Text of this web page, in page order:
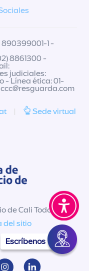
Escríbenos
1 -
8861300 -
judiciales:
- Línea ética: 01-
| Sede virtual
de Cali Todos los
del sitio